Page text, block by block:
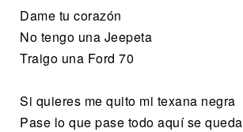
Dame tu corazón
No tengo una Jeepeta
Traigo una Ford 70
Si quieres me quito mi texana negra
Pase lo que pase todo aquí se queda